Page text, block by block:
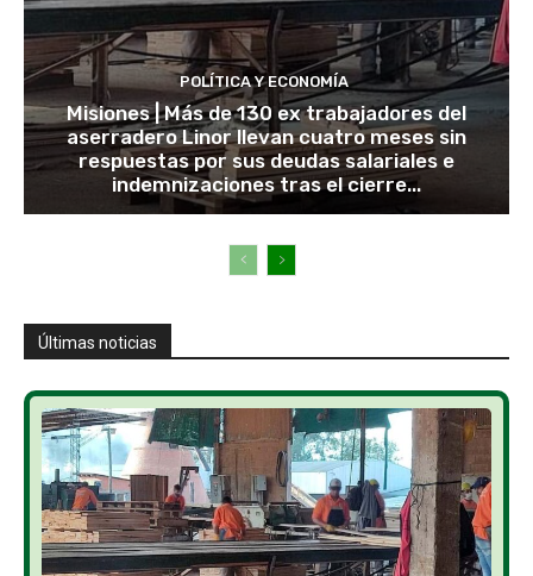
POLÍTICA Y ECONOMÍA
Misiones | Más de 130 ex trabajadores del
aserradero Linor llevan cuatro meses sin
respuestas por sus deudas salariales e
indemnizaciones tras el cierre...
Últimas noticias